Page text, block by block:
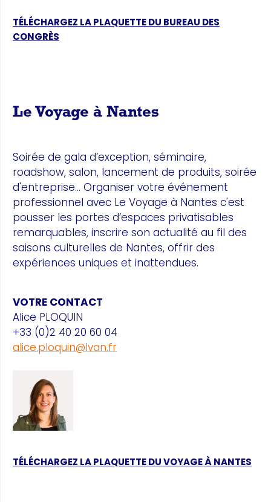
TÉLÉCHARGEZ LA PLAQUETTE DU BUREAU DES
CONGRÈS
Le Voyage à Nantes
Soirée de gala d’exception, séminaire,
roadshow, salon, lancement de produits, soirée
d'entreprise... Organiser votre événement
professionnel avec Le Voyage à Nantes c'est
pousser les portes d’espaces privatisables
remarquables, inscrire son actualité au fil des
saisons culturelles de Nantes, offrir des
expériences uniques et inattendues.
VOTRE CONTACT
Alice PLOQUIN
+33 (0)2 40 20 60 04
alice.ploquin@lvan.fr
TÉLÉCHARGEZ LA PLAQUETTE DU VOYAGE À NANTES